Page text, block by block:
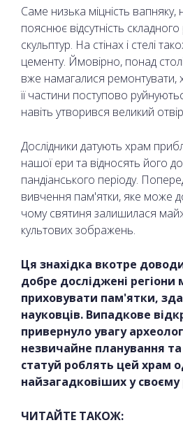
Саме низька міцність вапняку,
пояснює відсутність
скульптур. На стінах і стелі
цементу. Ймовірно, понад
вже намагалися ремонтувати,
її частини поступово
навіть утворився великий отвір
Дослідники датують храм
нашої ери та відносять його
пандіанського періоду.
вивчення пам'ятки, яке може
чому святиня залишилася
культових зображень.
Ця знахідка вкотре
добре досліджені регіони
приховувати пам'ятки,
науковців. Випадкове
привернуло увагу
незвичайне планування та
статуй роблять цей храм
найзагадковіших у своєму
ЧИТАЙТЕ ТАКОЖ: